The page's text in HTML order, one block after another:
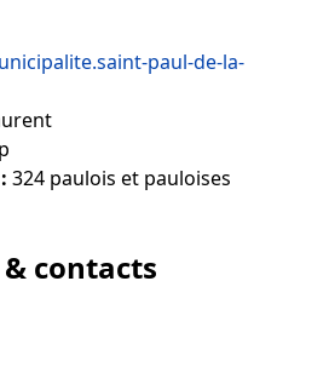
paul-de-la-
324 paulois et pauloises
contacts